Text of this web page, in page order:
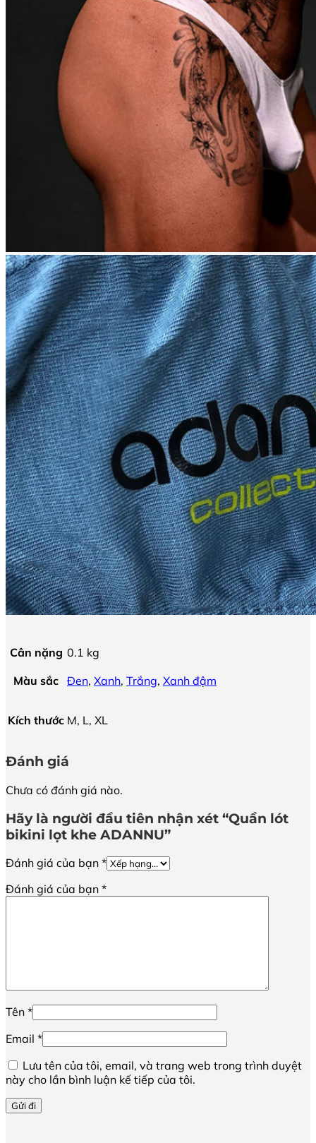
Cân nặng 0.1 kg
Màu sắc Đen, Xanh, Trắng, Xanh đậm
Kích thước M, L, XL
Đánh giá
Chưa có đánh giá nào.
Hãy là người đầu tiên nhận xét “Quần lót
bikini lọt khe ADANNU”
Đánh giá của bạn *
Đánh giá của bạn *
Tên *
Email *
Lưu tên của tôi, email, và trang web trong trình duyệt
này cho lần bình luận kế tiếp của tôi.